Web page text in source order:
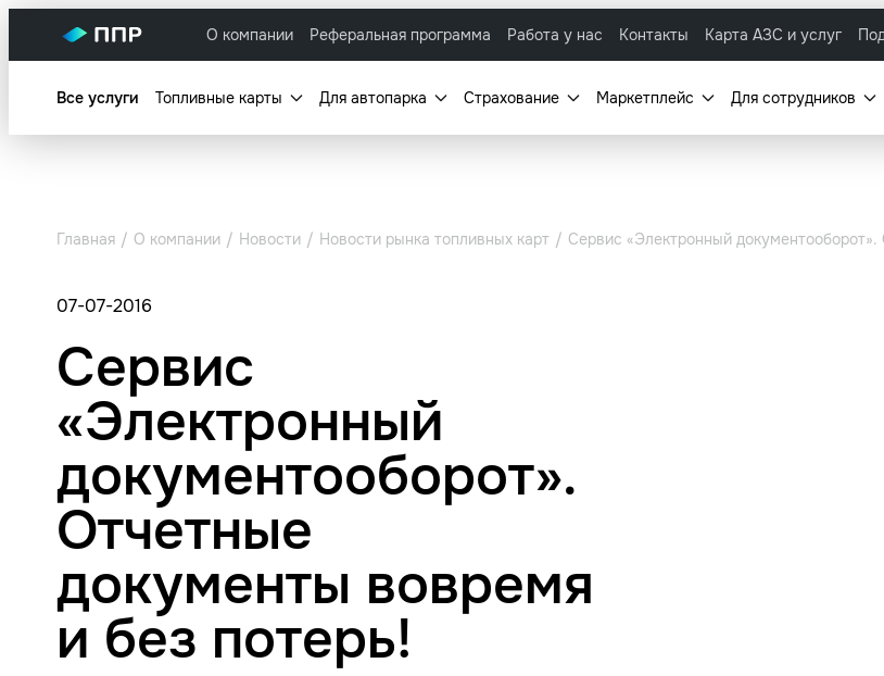
О компании Реферальная программа Работа у нас Контакты Карта АЗС и услуг
Все услуги Топливные карты Для автопарка Страхование Маркетплейс Для сотрудников
Главная О компании Новости Новости рынка топливных карт Сервис «Электронный
07-07-2016
Сервис
«Электронный
документооборот».
Отчетные
документы вовремя
и без потерь!